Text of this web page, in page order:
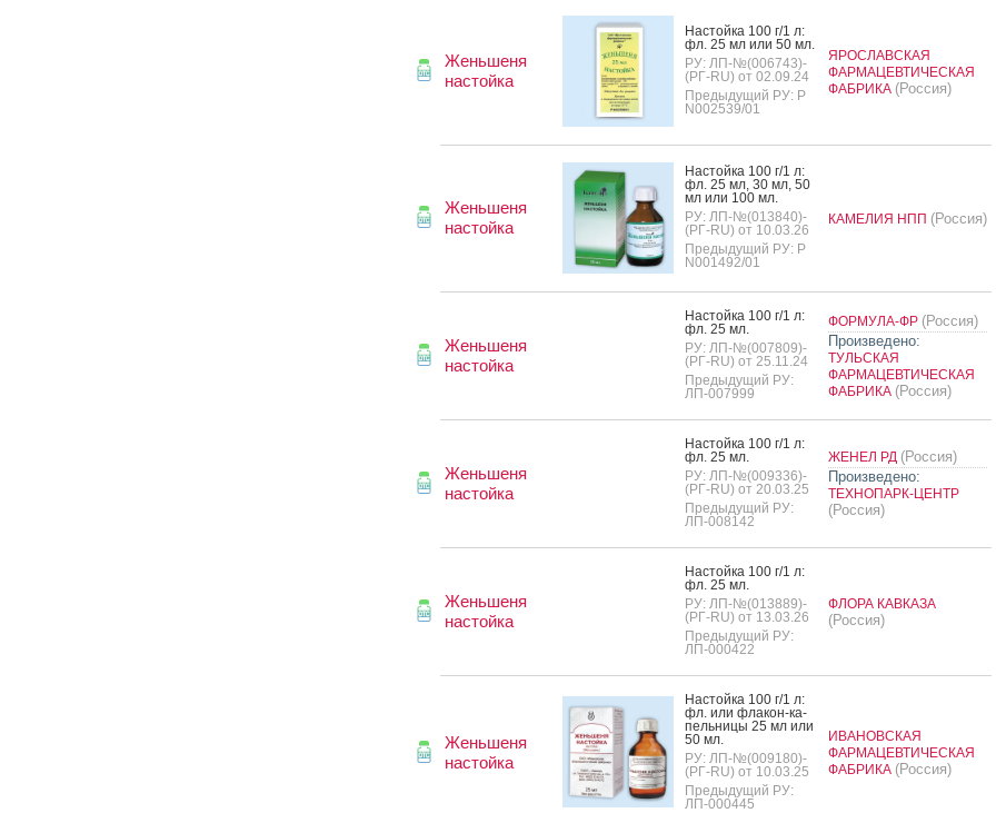
Женьшеня
настойка
Нас­той­ка 100 г/1 л:
фл. 25 мл или 50 мл.
РУ: ЛП-№(006743)-
(РГ-RU) от 02.09.24
Предыдущий РУ: Р
N002539/01
ЯРОСЛАВСКАЯ
ФАРМАЦЕВТИЧЕСКАЯ
ФАБРИКА (Россия)
Женьшеня
настойка
Нас­той­ка 100 г/1 л:
фл. 25 мл, 30 мл, 50
мл или 100 мл.
РУ: ЛП-№(013840)-
(РГ-RU) от 10.03.26
Предыдущий РУ: Р
N001492/01
КАМЕЛИЯ НПП (Россия)
Женьшеня
настойка
Нас­той­ка 100 г/1 л:
фл. 25 мл.
РУ: ЛП-№(007809)-
(РГ-RU) от 25.11.24
Предыдущий РУ:
ЛП-007999
ФОРМУЛА-ФР (Россия)
Произведено:
ТУЛЬСКАЯ
ФАРМАЦЕВТИЧЕСКАЯ
ФАБРИКА (Россия)
Женьшеня
настойка
Нас­той­ка 100 г/1 л:
фл. 25 мл.
РУ: ЛП-№(009336)-
(РГ-RU) от 20.03.25
Предыдущий РУ:
ЛП-008142
ЖЕНЕЛ РД (Россия)
Произведено:
ТЕХНОПАРК-ЦЕНТР
(Россия)
Женьшеня
настойка
Нас­той­ка 100 г/1 л:
фл. 25 мл.
РУ: ЛП-№(013889)-
(РГ-RU) от 13.03.26
Предыдущий РУ:
ЛП-000422
ФЛОРА КАВКАЗА
(Россия)
Женьшеня
настойка
Нас­той­ка 100 г/1 л:
фл. или фла­кон-ка­
пель­ни­цы 25 мл или
50 мл.
РУ: ЛП-№(009180)-
(РГ-RU) от 10.03.25
Предыдущий РУ:
ЛП-000445
ИВАНОВСКАЯ
ФАРМАЦЕВТИЧЕСКАЯ
ФАБРИКА (Россия)